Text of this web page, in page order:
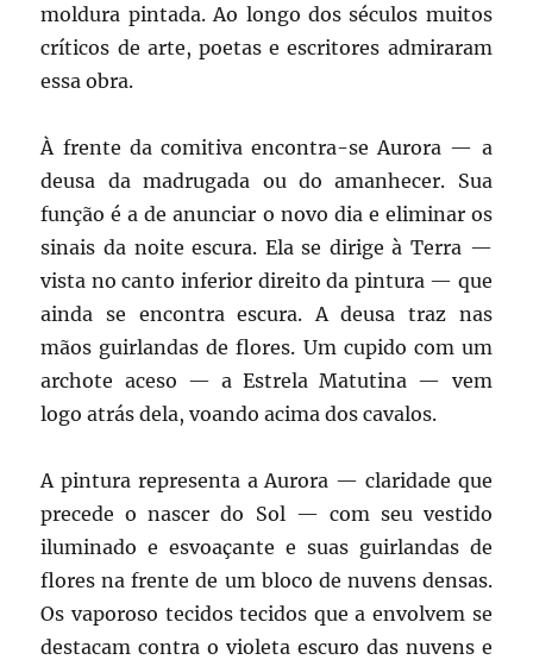
moldura pintada. Ao longo dos séculos muitos
críticos de arte, poetas e escritores admiraram
essa obra.
À frente da comitiva encontra-se Aurora — a
deusa da madrugada ou do amanhecer. Sua
função é a de anunciar o novo dia e eliminar os
sinais da noite escura. Ela se dirige à Terra —
vista no canto inferior direito da pintura — que
ainda se encontra escura. A deusa traz nas
mãos guirlandas de flores. Um cupido com um
archote aceso — a Estrela Matutina — vem
logo atrás dela, voando acima dos cavalos.
A pintura representa a Aurora — claridade que
precede o nascer do Sol — com seu vestido
iluminado e esvoaçante e suas guirlandas de
flores na frente de um bloco de nuvens densas.
Os vaporoso tecidostecidos que a envolvem se
destacam contra o violeta escuro das nuvens e